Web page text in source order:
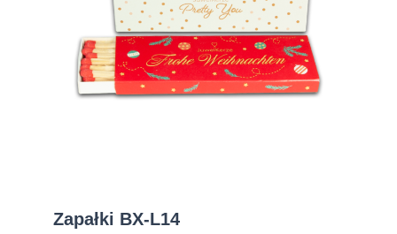
Zapałki BX-L14